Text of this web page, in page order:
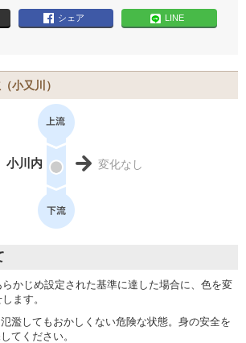
シェア LINE
（小又川）
小川内 変化なし
かじめ設定された基準に達した場合に、色を変
ます。
濫してもおかしくない危険な状態。身の安全を
てください。